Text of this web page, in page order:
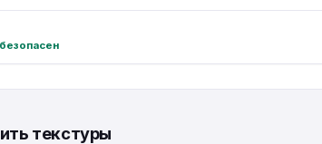
безопасен
текстуры